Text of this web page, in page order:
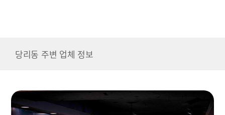
당리동 주변 업체 정보